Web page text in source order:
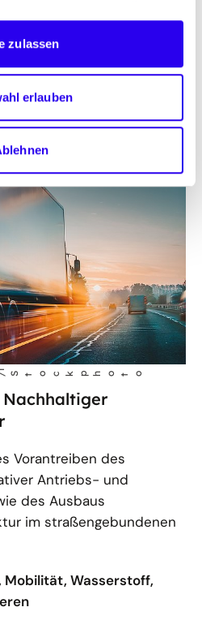
zulassen
erlauben
wurden. Klicken Sie
und den Inhalt
Stockphoto
Vorantreiben des
Antriebs- und
des Ausbaus
im straßengebundenen
Mobilität, Wasserstoff,